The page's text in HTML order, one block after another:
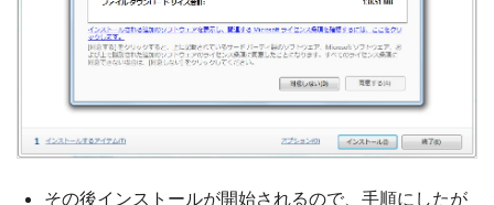
その後インストールが開始されるので、手順にしたが